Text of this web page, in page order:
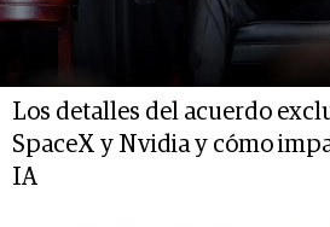
Los detalles del acuerdo
SpaceX y Nvidia y cómo
IA